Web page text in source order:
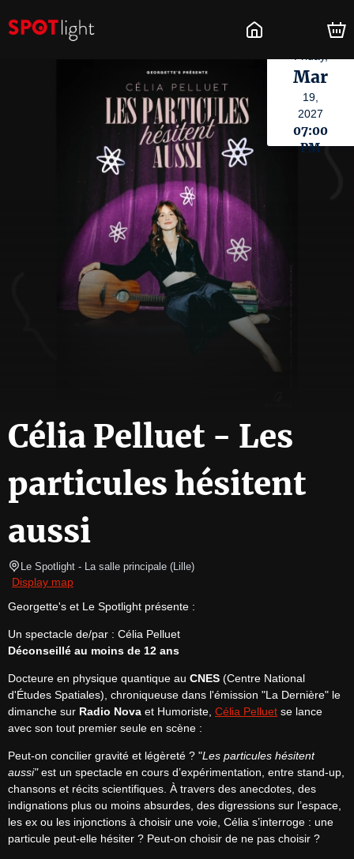
Mar
19,
2027
07:00
PM
Célia Pelluet - Les
particules hésitent
aussi
Le Spotlight - La salle principale (Lille)
Display map
Georgette's et Le Spotlight présente :
Déconseillé au moins de 12 ans
Docteure en physique quantique au CNES (Centre National
d'Études Spatiales), chroniqueuse dans l'émission "La Dernière" le
dimanche sur Radio Nova et Humoriste, Célia Pelluet se lance
avec son tout premier seule en scène :
Peut-on concilier gravité et légèreté ? "Les particules hésitent
aussi" est un spectacle en cours d’expérimentation, entre stand-up,
chansons et récits scientifiques. À travers des anecdotes, des
indignations plus ou moins absurdes, des digressions sur l’espace,
les ex ou les injonctions à choisir une voie, Célia s’interroge : une
particule peut-elle hésiter ? Peut-on choisir de ne pas choisir ?